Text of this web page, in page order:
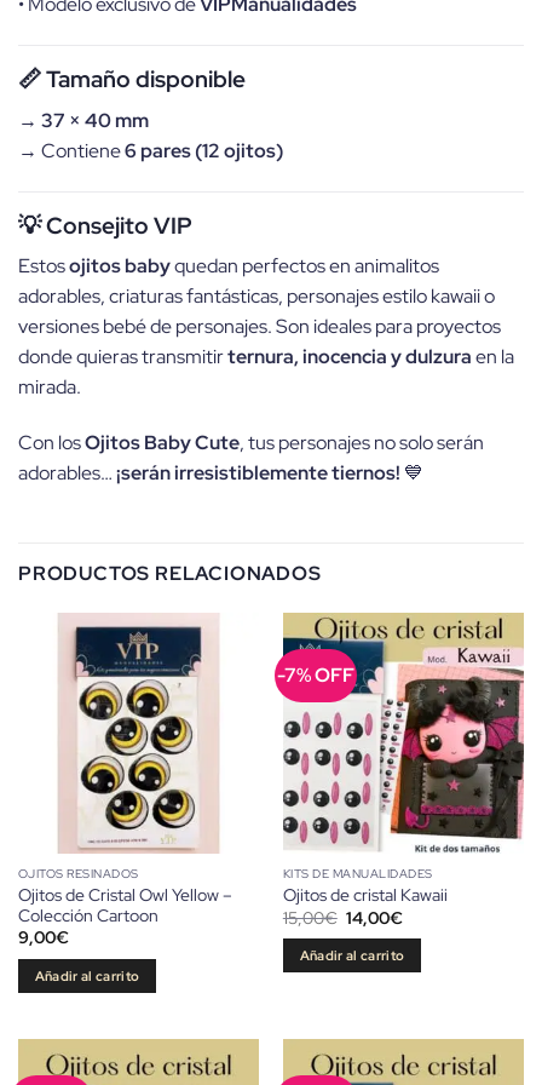
📏 Tamaño disponible
→ 37 × 40 mm
→ Contiene6 pares (12 ojitos)
💡 Consejito VIP
Estosojitos babyquedan perfectos en animalitos
adorables, criaturas fantásticas, personajes estilo kawaii o
versiones bebé de personajes. Son ideales para proyectos
donde quieras transmitirternura, inocencia y dulzuraen la
mirada.
Con losOjitos Baby Cute, tus personajes no solo serán
adorables…¡serán irresistiblemente tiernos! 💙
PRODUCTOS RELACIONADOS
OJITOS RESINADOS
Ojitos de Cristal Owl Yellow –
Colección Cartoon
9,00€
Añadir al carrito
-7% OFF
KITS DE MANUALIDADES
Ojitos de cristal Kawaii
15,00€ El
precio
original
era:
15,00€.
14,00€El
es:
14,00€.
Añadir al carrito